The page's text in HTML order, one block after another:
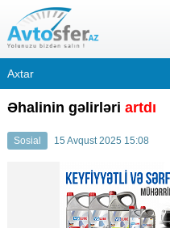
Əhalinin gəlirləri artdı
Sosial 15 Avqust 2025 15:08